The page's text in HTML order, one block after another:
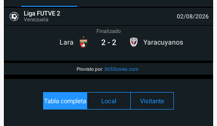
Liga FUTVE 2
Venezuela 02/08/2026
Lara
Finalizado
2 - 2 Yaracuyanos
Provisto por 365Scores.com
Tabla completa Local Visitante